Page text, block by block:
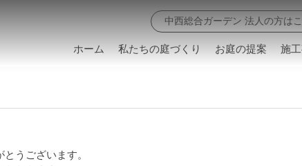
中西総合ガーデン 法人の方は
ホーム 私たちの庭づくり お庭の提案 施
うございます。